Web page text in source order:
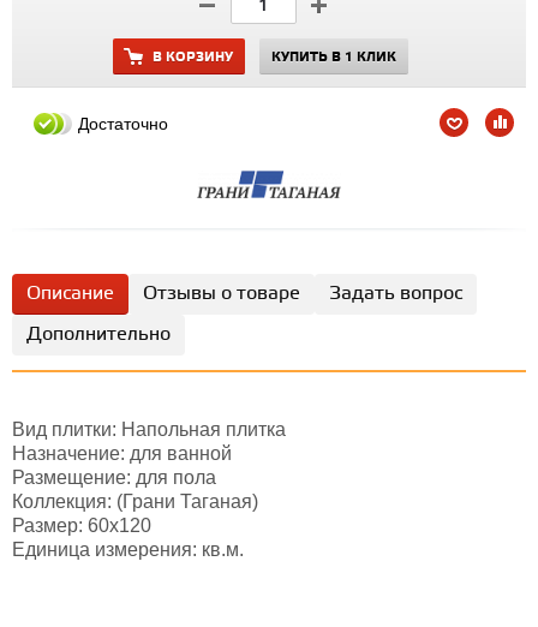
В КОРЗИНУ КУПИТЬ В 1 КЛИК
Достаточно
Описание Отзывы о товаре
Задать вопрос
Дополнительно
Вид плитки: Напольная плитка
Назначение: для ванной
Размещение: для пола
Коллекция: (Грани Таганая)
Размер: 60х120
Единица измерения: кв.м.